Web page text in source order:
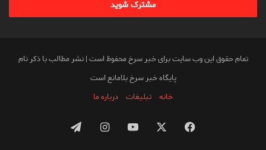
وارد
تمام حقوق این وب سایت برای خبر سرخ محفوظ است | نشر مطالب با ذکر نام
پایگاه خبر سرخ بلامانع است
خانه
تبلیغات درباره ما
فیس
یوتیوباینستاگرامتلگرام